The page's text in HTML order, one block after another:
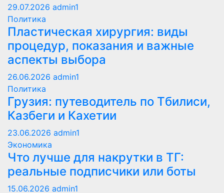
29.07.2026 admin1
Политика
Пластическая хирургия: виды
процедур, показания и важные
аспекты выбора
26.06.2026 admin1
Политика
Грузия: путеводитель по Тбилиси,
Казбеги и Кахетии
23.06.2026 admin1
Экономика
Что лучше для накрутки в ТГ:
реальные подписчики или боты
15.06.2026 admin1